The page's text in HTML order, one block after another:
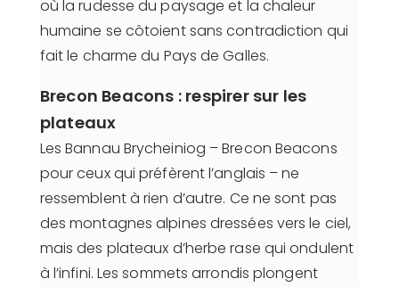
où la rudesse du paysage et la chaleur
humaine se côtoient sans contradiction qui
fait le charme du Pays de Galles.
Brecon Beacons : respirer sur les
plateaux
Les Bannau Brycheiniog – Brecon Beacons
pour ceux qui préfèrent l’anglais – ne
ressemblent à rien d’autre. Ce ne sont pas
des montagnes alpines dressées vers le ciel,
mais des plateaux d’herbe rase qui ondulent
à l’infini. Les sommets arrondis plongent